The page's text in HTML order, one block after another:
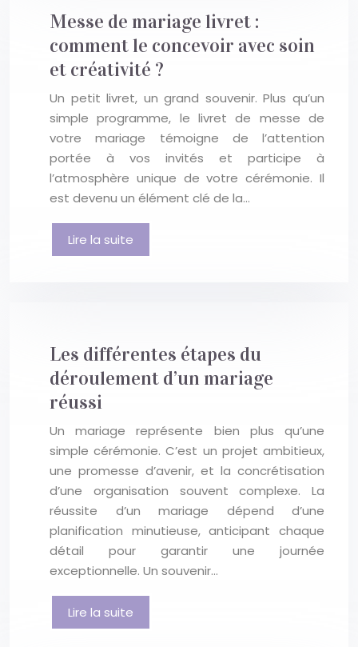
Messe de mariage livret :
comment le concevoir avec soin
et créativité ?
Un petit livret, un grand souvenir. Plus qu’un
simple programme, le livret de messe de
votre mariage témoigne de l’attention
portée à vos invités et participe à
l’atmosphère unique de votre cérémonie. Il
est devenu un élément clé de la…
Lire la suite
Les différentes étapes du
déroulement d’un mariage
réussi
Un mariage représente bien plus qu’une
simple cérémonie. C’est un projet ambitieux,
une promesse d’avenir, et la concrétisation
d’une organisation souvent complexe. La
réussite d’un mariage dépend d’une
planification minutieuse, anticipant chaque
détail pour garantir une journée
exceptionnelle. Un souvenir…
Lire la suite